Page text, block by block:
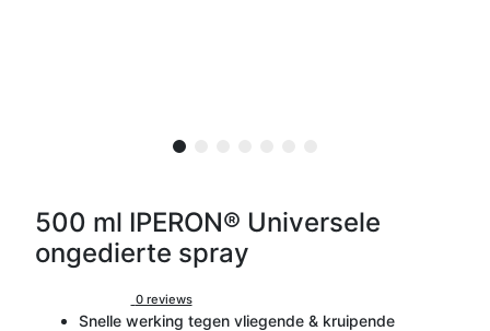
500 ml IPERON® Universele
ongedierte spray
0 reviews
Snelle werking tegen vliegende & kruipende